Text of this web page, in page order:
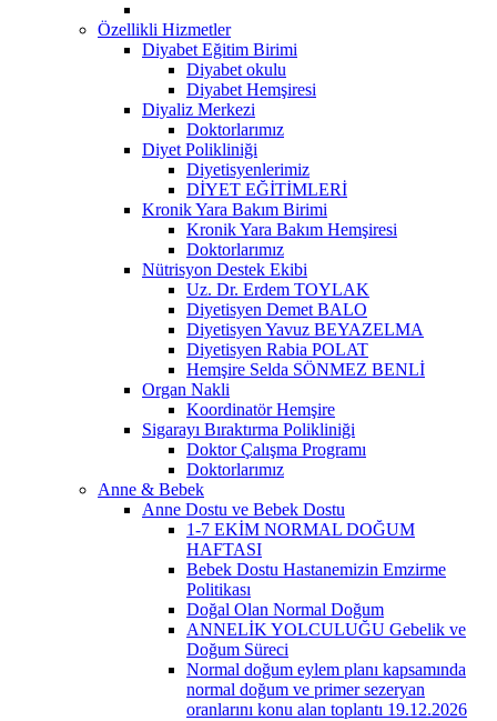
Özellikli Hizmetler
Diyabet Eğitim Birimi
Diyabet okulu
Diyabet Hemşiresi
Diyaliz Merkezi
Doktorlarımız
Diyet Polikliniği
Diyetisyenlerimiz
DİYET EĞİTİMLERİ
Kronik Yara Bakım Birimi
Kronik Yara Bakım Hemşiresi
Doktorlarımız
Nütrisyon Destek Ekibi
Uz. Dr. Erdem TOYLAK
Diyetisyen Demet BALO
Diyetisyen Yavuz BEYAZELMA
Diyetisyen Rabia POLAT
Hemşire Selda SÖNMEZ BENLİ
Organ Nakli
Koordinatör Hemşire
Sigarayı Bıraktırma Polikliniği
Doktor Çalışma Programı
Doktorlarımız
Anne & Bebek
Anne Dostu ve Bebek Dostu
1-7 EKİM NORMAL DOĞUM
HAFTASI
Bebek Dostu Hastanemizin Emzirme
Politikası
Doğal Olan Normal Doğum
ANNELİK YOLCULUĞU Gebelik ve
Doğum Süreci
Normal doğum eylem planı kapsamında
normal doğum ve primer sezeryan
oranlarını konu alan toplantı 19.12.2026